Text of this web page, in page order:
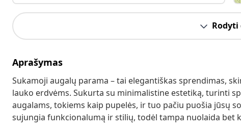
Rodyti
Aprašymas
Sukamoji augalų parama – tai elegantiškas sprendimas,
lauko erdvėms. Sukurta su minimalistine estetiką, turinti
augalams, tokiems kaip pupelės, ir tuo pačiu puošia jūsų
sujungia funkcionalumą ir stilių, todėl tampa nuolaida bet